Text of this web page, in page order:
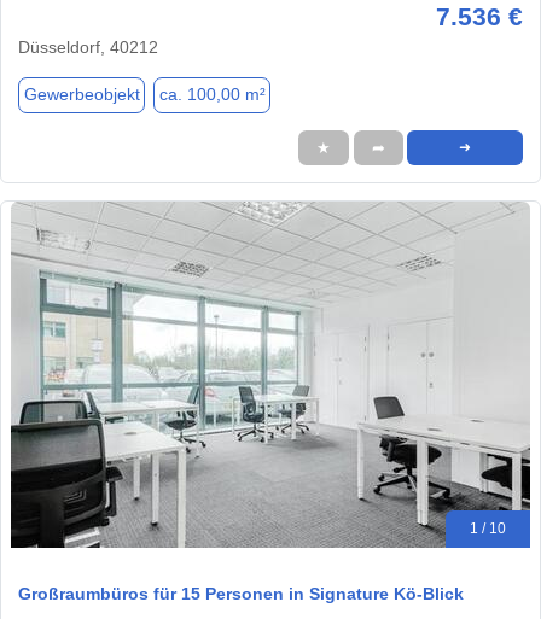
7.536 €
Düsseldorf, 40212
Gewerbeobjekt ca. 100,00 m²
★ ➦ ➜
1 / 10
Großraumbüros für 15 Personen in Signature Kö-Blick